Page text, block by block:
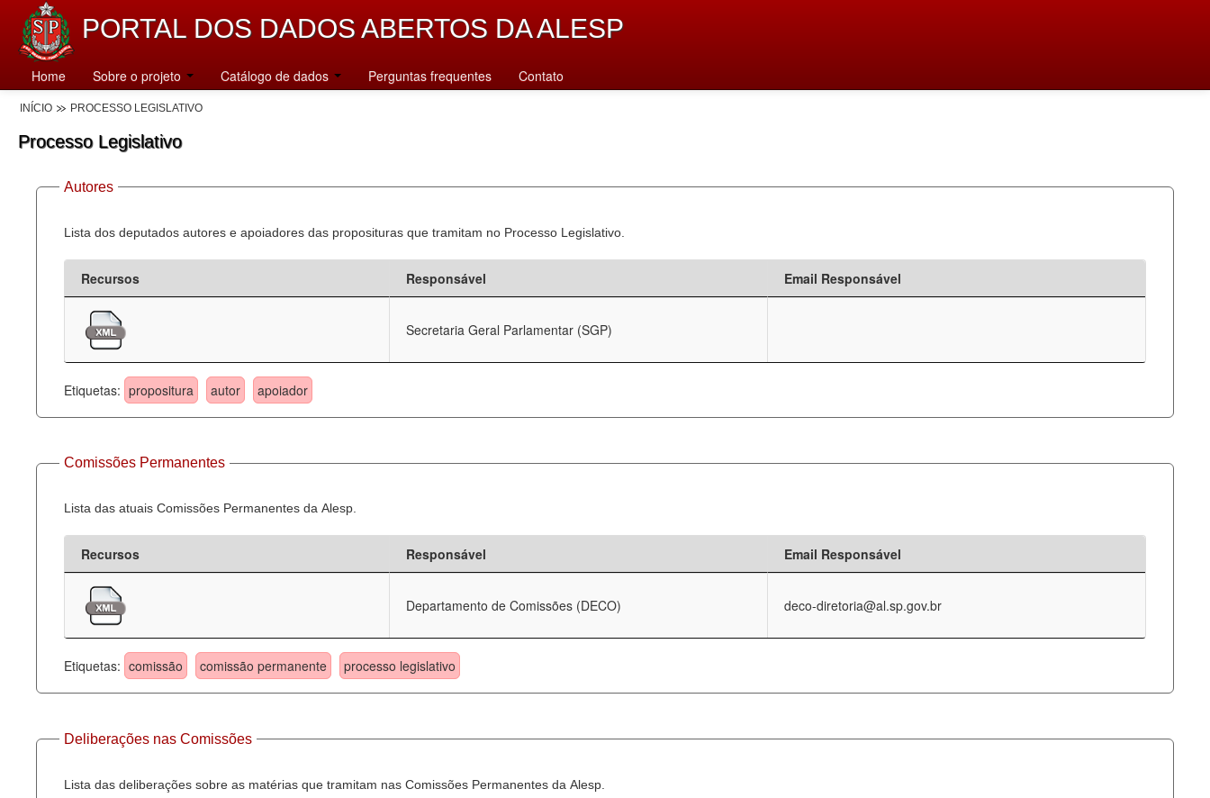
PORTAL DOS DADOS ABERTOS DA ALESP
Home Sobre o projeto Catálogo de dados Perguntas frequentes Contato
INÍCIO PROCESSO LEGISLATIVO
Processo Legislativo
Autores
Lista dos deputados autores e apoiadores das proposituras que tramitam no Processo Legislativo.
Recursos Responsável Email Responsável
Secretaria Geral Parlamentar (SGP)
Etiquetas: propositura autor apoiador
Comissões Permanentes
Lista das atuais Comissões Permanentes da Alesp.
Recursos Responsável Email Responsável
Departamento de Comissões (DECO) deco-diretoria@al.sp.gov.br
Etiquetas: comissão comissão permanente processo legislativo
Deliberações nas Comissões
Lista das deliberações sobre as matérias que tramitam nas Comissões Permanentes da Alesp.